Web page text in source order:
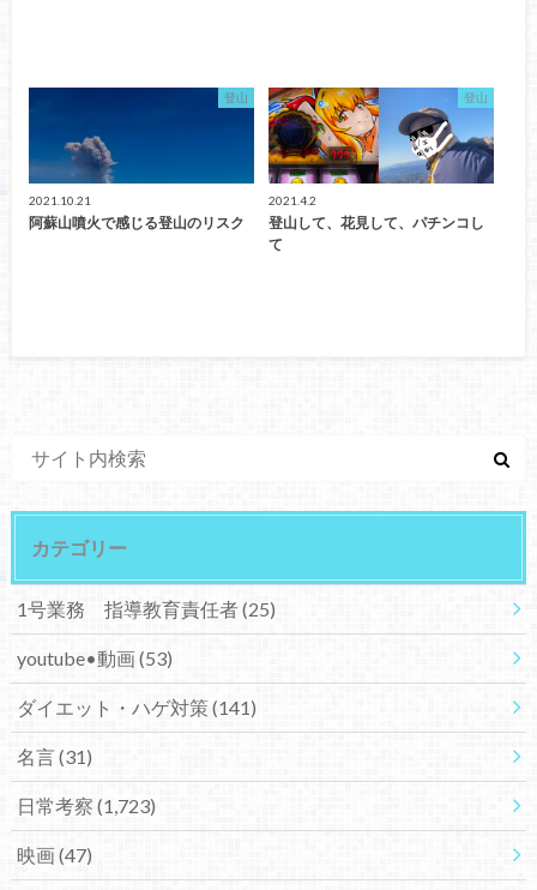
登山
2021.10.21
阿蘇山噴火で感じる登山のリスク
登山
2021.4.2
登山して、花見して、パチンコし
て
カテゴリー
1号業務 指導教育責任者(25)
youtube•動画(53)
ダイエット・ハゲ対策(141)
名言(31)
日常考察 (1,723)
映画(47)